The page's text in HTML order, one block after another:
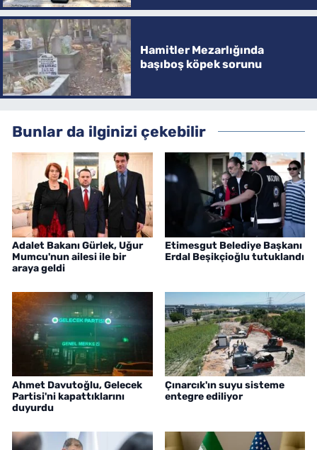
Hamitler Mezarlığında
başıboş köpek sorunu
Bunlar da ilginizi çekebilir
Adalet Bakanı Gürlek, Uğur
Mumcu'nun ailesi ile bir
araya geldi
Etimesgut Belediye Başkanı
Erdal Beşikçioğlu tutuklandı
Ahmet Davutoğlu, Gelecek
Partisi'ni kapattıklarını
duyurdu
Çınarcık'ın suyu sisteme
entegre ediliyor